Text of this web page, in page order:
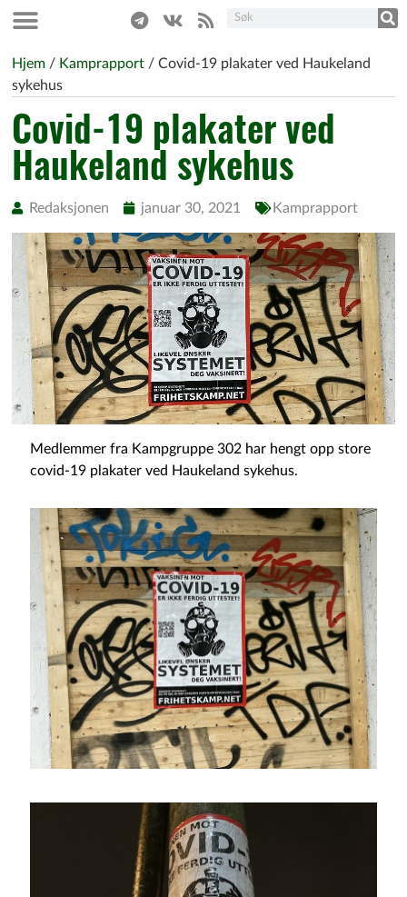
Hjem / Kamprapport / Covid-19 plakater ved Haukeland
sykehus
Covid-19 plakater ved
Haukeland sykehus
Redaksjonen januar 30, 2021 Kamprapport
Medlemmer fra Kampgruppe 302 har hengt opp store
covid-19 plakater ved Haukeland sykehus.